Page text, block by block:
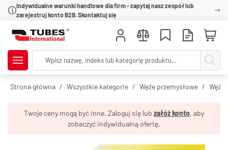
Indywidualne warunki handlowe dla firm - zapytaj nasz zespół lub
zarejestruj konto B2B. Skontaktuj się
Strona główna Wszystkie kategorie Węże przemysłowe Węże
Twoje ceny mogą być inne. Zaloguj się lub załóż konto, aby
zobaczyć indywidualną ofertę.